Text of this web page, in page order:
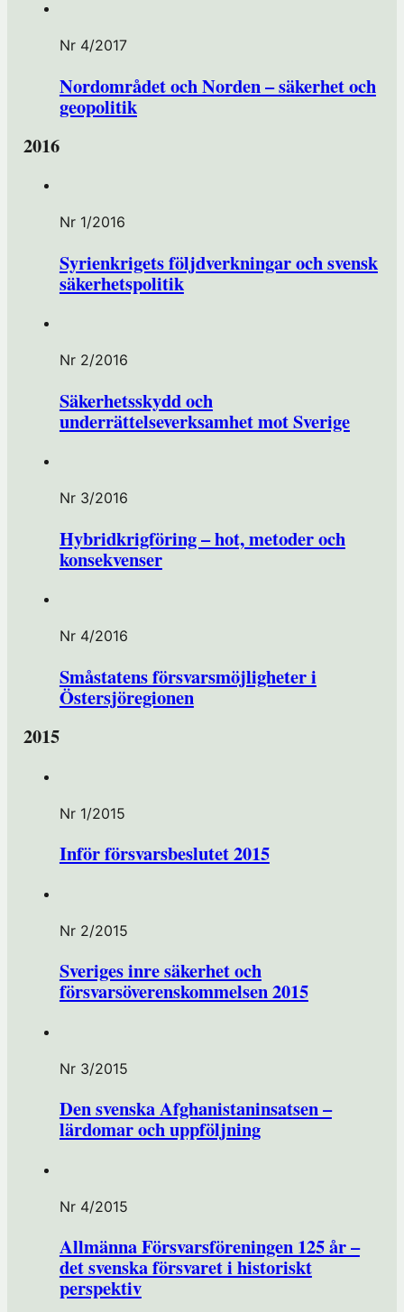
Nr 4/2017
Nordområdet och Norden – säkerhet och
geopolitik
2016
Nr 1/2016
Syrienkrigets följdverkningar och svensk
säkerhetspolitik
Nr 2/2016
Säkerhetsskydd och
underrättelseverksamhet mot Sverige
Nr 3/2016
Hybridkrigföring – hot, metoder och
konsekvenser
Nr 4/2016
Småstatens försvarsmöjligheter i
Östersjöregionen
2015
Nr 1/2015
Inför försvarsbeslutet 2015
Nr 2/2015
Sveriges inre säkerhet och
försvarsöverenskommelsen 2015
Nr 3/2015
Den svenska Afghanistaninsatsen –
lärdomar och uppföljning
Nr 4/2015
Allmänna Försvarsföreningen 125 år –
det svenska försvaret i historiskt
perspektiv